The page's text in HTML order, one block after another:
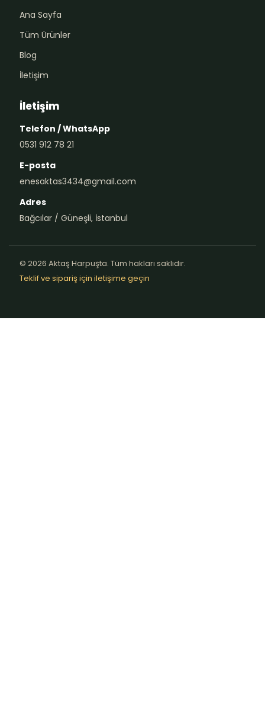
Ana Sayfa
Tüm Ürünler
Blog
İletişim
İletişim
Telefon / WhatsApp
0531 912 78 21
E-posta
enesaktas3434@gmail.com
Adres
Bağcılar / Güneşli, İstanbul
© 2026 Aktaş Harpuşta. Tüm hakları saklıdır.
Teklif ve sipariş için iletişime geçin